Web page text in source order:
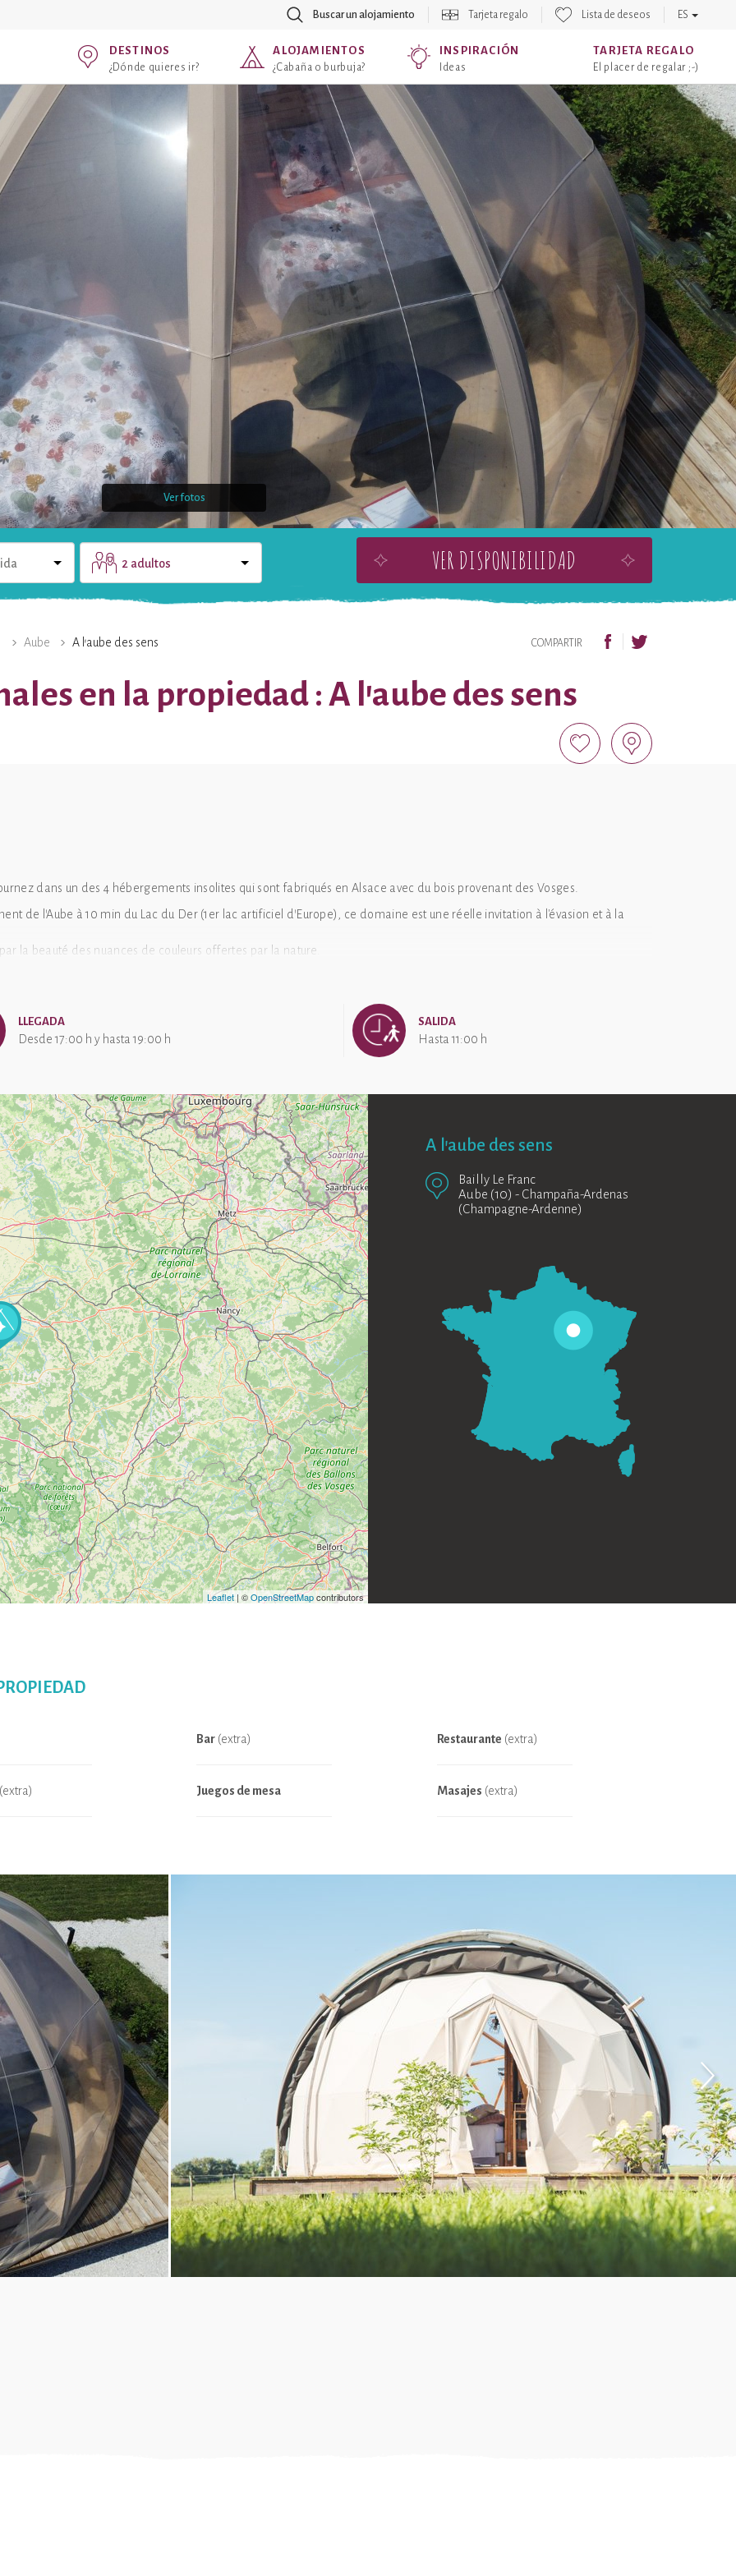
Buscar un alojamiento Tarjeta regalo Lista de deseos ES
DESTINOS
¿Dónde quieres ir?
ALOJAMIENTOS
¿Cabaña o burbuja?
INSPIRACIÓN
Ideas
TARJETA REGALO
El placer de regalar ;-)
Ver fotos
2 adultos VER DISPONIBILIDAD
AÑADIR A MI LISTA DE DESEOS
Aube A l'aube des sens COMPARTIR
en la propiedad : A l'aube des sens
dans un des 4 hébergements insolites qui sont fabriqués en Alsace avec du bois provenant des Vosges.
de l'Aube à 10 min du Lac du Der (1er lac artificiel d'Europe), ce domaine est une réelle invitation à l'évasion et à la
la beauté des nuances de couleurs offertes par la nature.
LLEGADA
Desde 17:00 h y hasta 19:00 h
SALIDA
Hasta 11:00 h
Leaflet | ©OpenStreetMapcontributors
A l'aube des sens
Bailly Le Franc
Aube (10) - Champaña-Ardenas
(Champagne-Ardenne)
Bar (extra) Restaurante (extra)
Juegos de mesa Masajes (extra)